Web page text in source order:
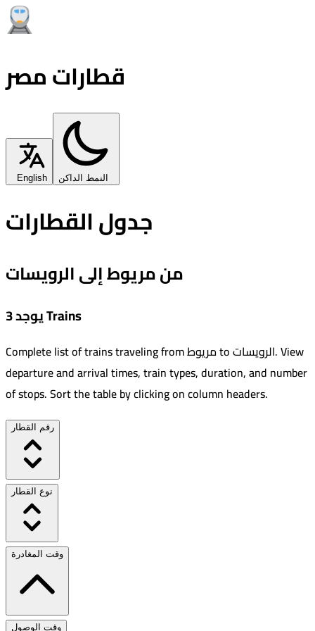
قطارات مصر
English النمط الداكن
جدول القطارات
من مريوط إلى الرويسات
يوجد 3 Trains
Complete list of trains traveling fromمريوطtoالرويسات.View
departure and arrival times, train types, duration, and number
of stops. Sort the table by clicking on column headers.
رقم القطار
نوع القطار
وقت المغادرة
وقت الوصول